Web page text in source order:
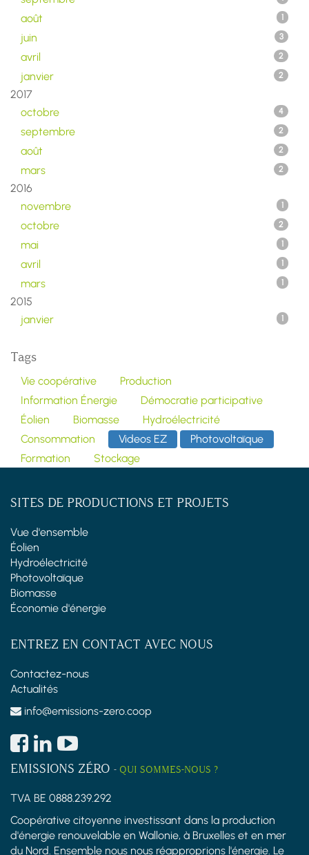
août 1
juin 3
avril 2
janvier 2
2017
octobre
4
septembre 2
août 2
mars 2
2016
novembre
1
octobre 2
mai 1
avril 1
mars 1
2015
janvier
1
Tags
Vie coopérative
Production
Information Énergie
Démocratie participative
Éolien
Biomasse
Hydroélectricité
Consommation
Videos EZ
Photovoltaïque
Formation
Stockage
SITES DE PRODUCTIONS ET PROJETS
Vue d'ensemble
Éolien
Hydroélectricité
Photovoltaïque
Biomasse
Économie d'énergie
ENTREZ EN CONTACT AVEC NOUS
Contactez-nous
Actualités
info@emissions-zero.coop
EMISSIONS ZÉRO - QUI SOMMES-NOUS ?
TVA BE 0888.239.292
Coopérative citoyenne investissant dans la production
d'énergie renouvelable en Wallonie, à Bruxelles et en mer
du Nord. Ensemble nous nous réapproprions l'énergie. Le